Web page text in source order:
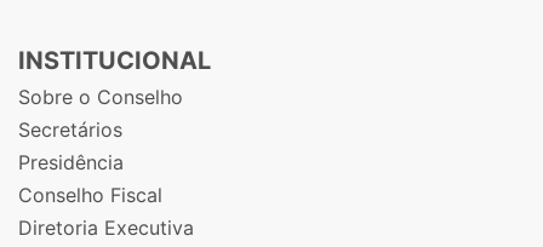
INSTITUCIONAL
Sobre o Conselho
Secretários
Presidência
Conselho Fiscal
Diretoria Executiva